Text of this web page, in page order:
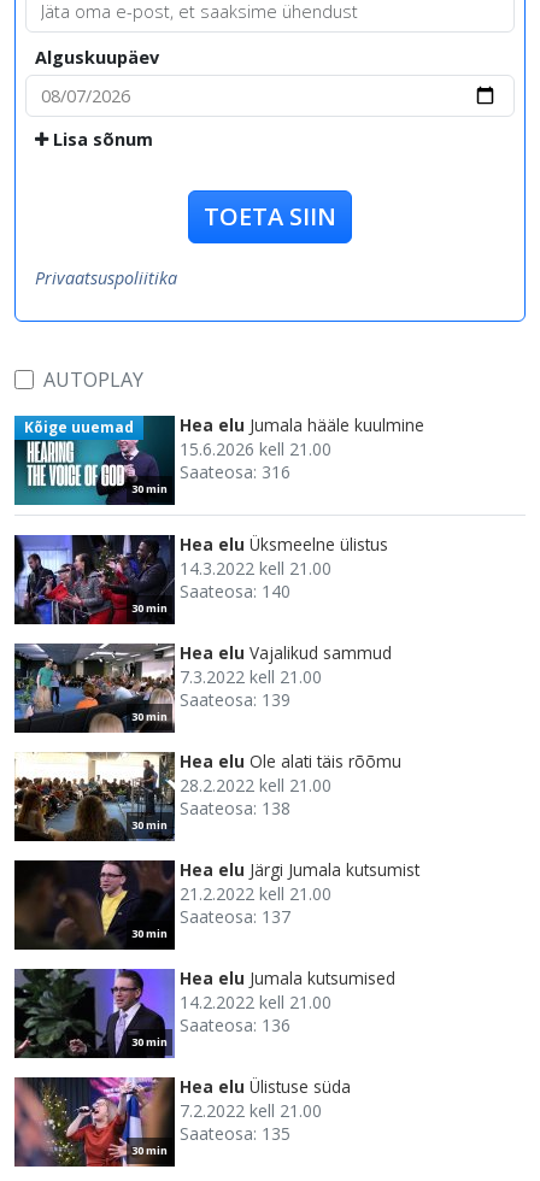
Alguskuupäev
Lisa sõnum
TOETA SIIN
Privaatsuspoliitika
AUTOPLAY
30 min
Kõige uuemad Hea elu Jumala hääle kuulmine
15.6.2026 kell 21.00
Saateosa: 316
30 min
Hea elu Üksmeelne ülistus
14.3.2022 kell 21.00
Saateosa: 140
30 min
Hea elu Vajalikud sammud
7.3.2022 kell 21.00
Saateosa: 139
30 min
Hea elu Ole alati täis rõõmu
28.2.2022 kell 21.00
Saateosa: 138
30 min
Hea elu Järgi Jumala kutsumist
21.2.2022 kell 21.00
Saateosa: 137
30 min
Hea elu Jumala kutsumised
14.2.2022 kell 21.00
Saateosa: 136
30 min
Hea elu Ülistuse süda
7.2.2022 kell 21.00
Saateosa: 135